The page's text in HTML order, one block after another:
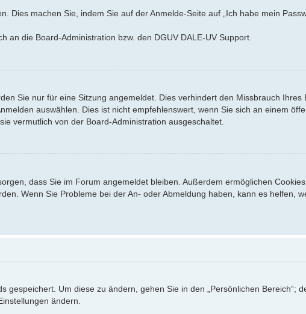
machen Sie, indem Sie auf der Anmelde-Seite auf „Ich habe mein
an die Board-Administration bzw. den DGUV DALE-UV Support.
Sie nur für eine Sitzung angemeldet. Dies verhindert den Missbrauch
auswählen. Dies ist nicht empfehlenswert, wenn Sie sich an einem
vermutlich von der Board-Administration ausgeschaltet.
dass Sie im Forum angemeldet bleiben. Außerdem ermöglichen
Wenn Sie Probleme bei der An- oder Abmeldung haben, kann es helfen,
Um diese zu ändern, gehen Sie in den „Persönlichen Bereich“;
ändern.